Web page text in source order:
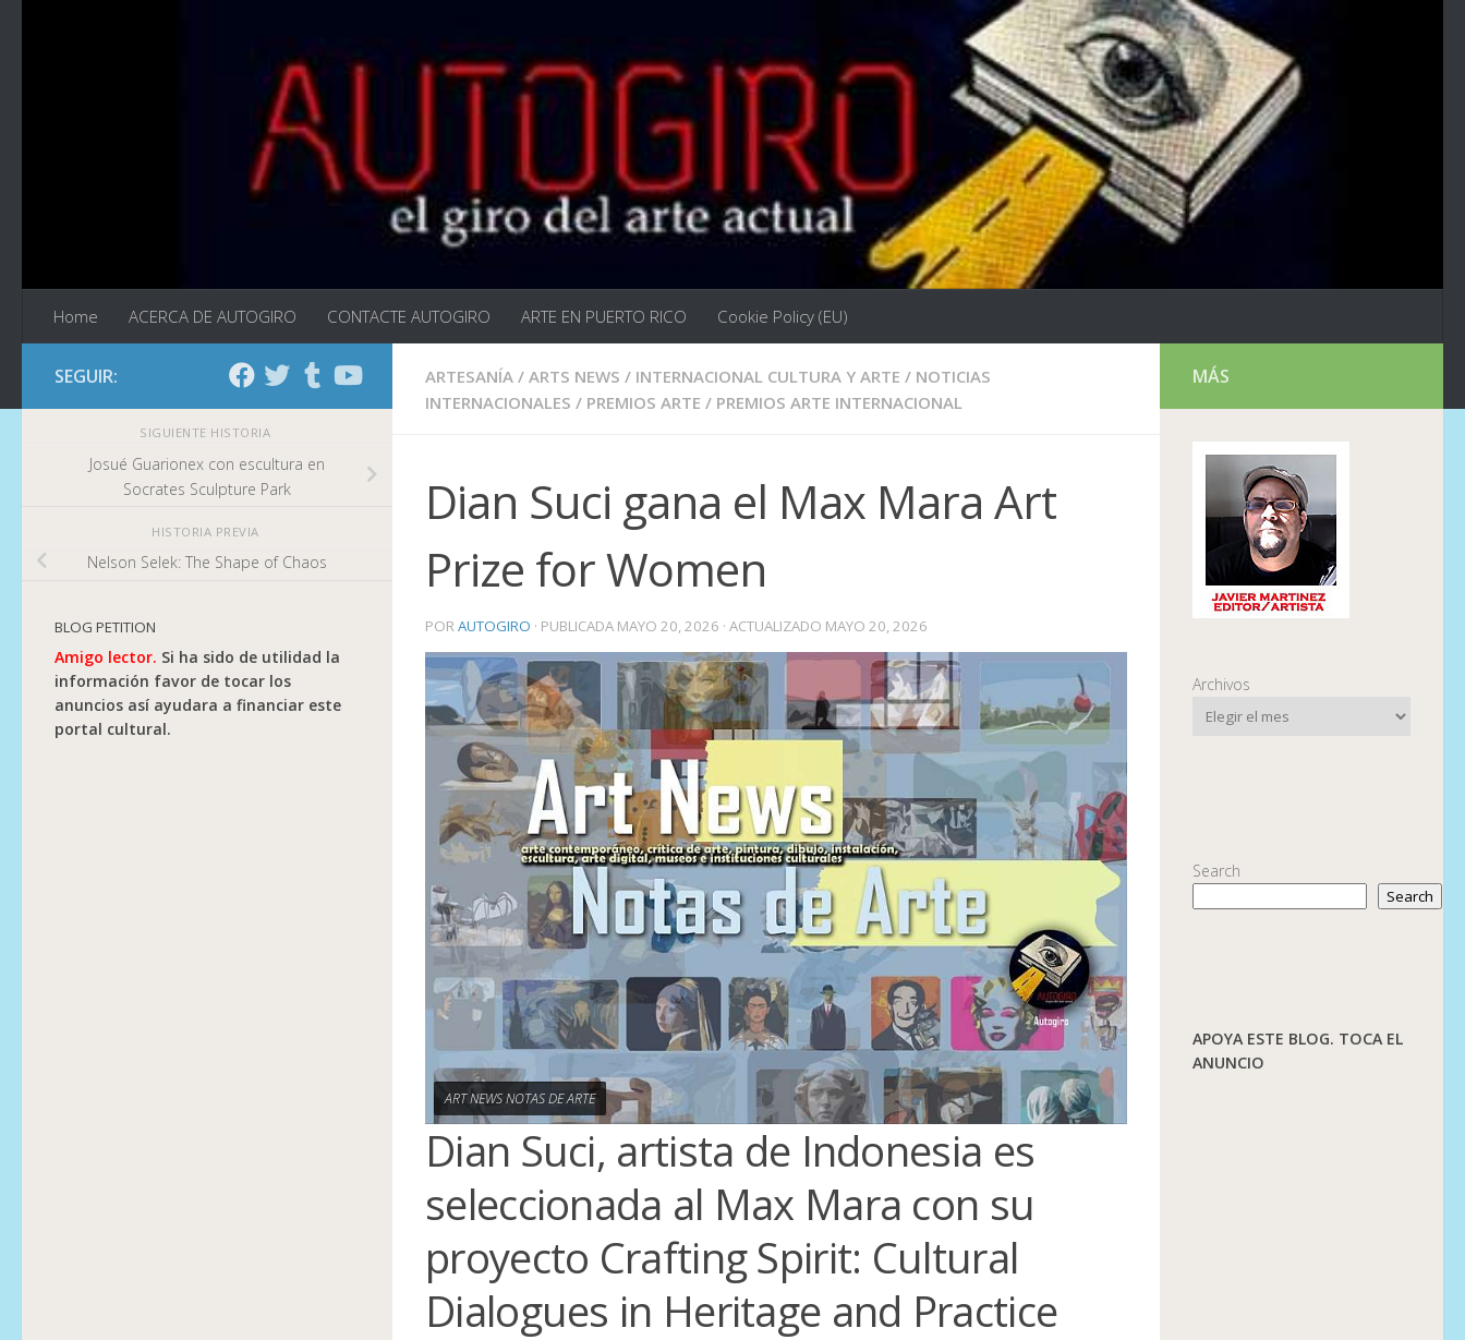
Home ACERCA DE AUTOGIRO CONTACTE AUTOGIRO ARTE EN PUERTO RICO Cookie Policy (EU)
ARTESANÍA / ARTS NEWS / INTERNACIONAL CULTURA Y ARTE / NOTICIAS
INTERNACIONALES / PREMIOS ARTE / PREMIOS ARTE INTERNACIONAL
Dian Suci gana el Max Mara Art
Prize for Women
PORAUTOGIRO · PUBLICADA MAYO 20, 2026 · ACTUALIZADO MAYO 20, 2026
ART NEWS NOTAS DE ARTE
Dian Suci, artista de Indonesia es
seleccionada al Max Mara con su
proyecto Crafting Spirit: Cultural
Dialogues in Heritage and Practice
SEGUIR:
SIGUIENTE HISTORIA
Josué Guarionex con escultura en
Socrates Sculpture Park
HISTORIA PREVIA
Nelson Selek: The Shape of Chaos
BLOG PETITION
Amigo lector. Si ha sido de utilidad la
información favor de tocar los
anuncios así ayudara a financiar este
portal cultural.
MÁS
Archivos
Search
Search
APOYA ESTE BLOG. TOCA EL
ANUNCIO